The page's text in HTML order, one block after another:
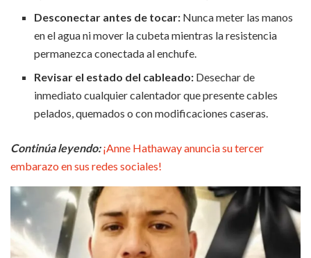
Desconectar antes de tocar: Nunca meter las manos
en el agua ni mover la cubeta mientras la resistencia
permanezca conectada al enchufe.
Revisar el estado del cableado: Desechar de
inmediato cualquier calentador que presente cables
pelados, quemados o con modificaciones caseras.
Continúa leyendo:¡Anne Hathaway anuncia su tercer
embarazo en sus redes sociales!